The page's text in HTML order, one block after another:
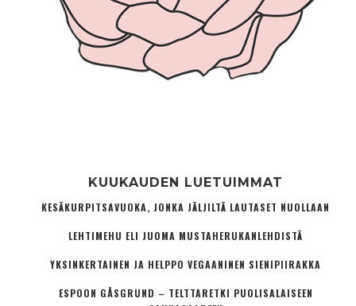
KUUKAUDEN LUETUIMMAT
KESÄKURPITSAVUOKA, JONKA JÄLJILTÄ LAUTASET NUOLLAAN
LEHTIMEHU ELI JUOMA MUSTAHERUKANLEHDISTÄ
YKSINKERTAINEN JA HELPPO VEGAANINEN SIENIPIIRAKKA
ESPOON GÅSGRUND – TELTTARETKI PUOLISALAISEEN